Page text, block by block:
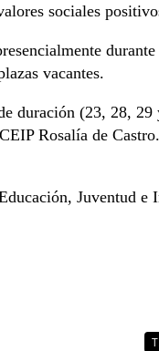
sociales
vacantes.
duración (23, 28,
Rosalía de
Juventud